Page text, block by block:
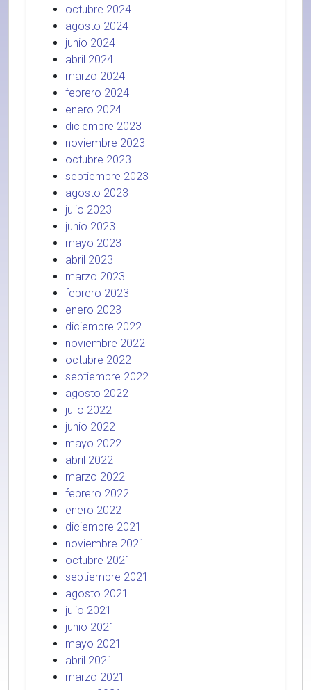
octubre 2024
agosto 2024
junio 2024
abril 2024
marzo 2024
febrero 2024
enero 2024
diciembre 2023
noviembre 2023
octubre 2023
septiembre 2023
agosto 2023
julio 2023
junio 2023
mayo 2023
abril 2023
marzo 2023
febrero 2023
enero 2023
diciembre 2022
noviembre 2022
octubre 2022
septiembre 2022
agosto 2022
julio 2022
junio 2022
mayo 2022
abril 2022
marzo 2022
febrero 2022
enero 2022
diciembre 2021
noviembre 2021
octubre 2021
septiembre 2021
agosto 2021
julio 2021
junio 2021
mayo 2021
abril 2021
marzo 2021